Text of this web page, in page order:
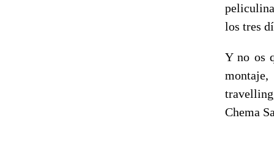
los tres
Y no os
Chema